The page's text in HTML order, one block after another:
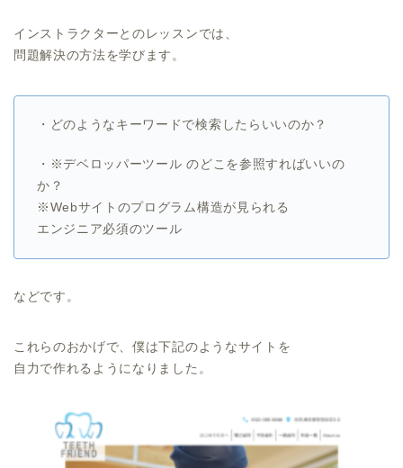
インストラクターとのレッスンでは、
問題解決の方法を学びます。
・どのようなキーワードで検索したらいいのか？
・※デベロッパーツール のどこを参照すればいいの
か？
※Webサイトのプログラム構造が見られる
エンジニア必須のツール
などです。
これらのおかげで、僕は下記のようなサイトを
自力で作れるようになりました。